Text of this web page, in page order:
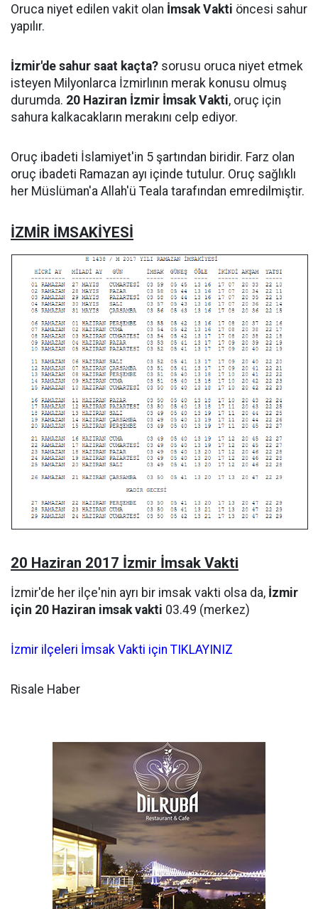
Oruca niyet edilen vakit olan İmsak Vakti öncesi sahur
yapılır.
İzmir'de sahur saat kaçta? sorusu oruca niyet etmek
isteyen Milyonlarca İzmirlının merak konusu olmuş
durumda. 20 Haziran İzmir İmsak Vakti, oruç için
sahura kalkacakların merakını celp ediyor.
Oruç ibadeti İslamiyet'in 5 şartından biridir. Farz olan
oruç ibadeti Ramazan ayı içinde tutulur. Oruç sağlıklı
her Müslüman'a Allah'ü Teala tarafından emredilmiştir.
İZMİR İMSAKİYESİ
20 Haziran 2017 İzmir İmsak Vakti
İzmir'de her ilçe'nin ayrı bir imsak vakti olsa da, İzmir
için 20 Haziran imsak vakti 03.49 (merkez)
İzmir ilçeleri İmsak Vakti için TIKLAYINIZ
Risale Haber